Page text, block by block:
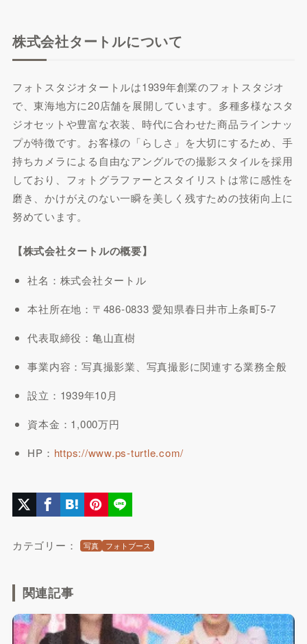
株式会社タートルについて
フォトスタジオタートルは1939年創業のフォトスタジオ
で、東海地方に20店舗を展開しています。多種多様なスタ
ジオセットや豊富な衣装、時代に合わせた商品ラインナッ
プが特徴です。お客様の「らしさ」を大切にするため、手
持ちカメラによる自由なアングルでの撮影スタイルを採用
しており、フォトグラファーとスタイリストは常に感性を
磨き、かけがえのない一瞬を美しく残すための技術向上に
努めています。
【株式会社タートルの概要】
社名：株式会社タートル
本社所在地：〒486-0833 愛知県春日井市上条町5-7
代表取締役：亀山直樹
事業内容：写真撮影業、写真撮影に関連する業務全般
設立：1939年10月
資本金：1,000万円
HP： https://www.ps-turtle.com/
カテゴリー： 写真 フォトブース
関連記事